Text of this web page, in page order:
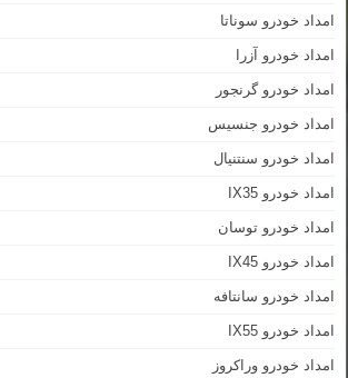
امداد خودرو سوناتا
امداد خودرو آزرا
امداد خودرو گرنجور
امداد خودرو جنسیس
امداد خودرو سنتنیال
امداد خودرو IX35
امداد خودرو توسان
امداد خودرو IX45
امداد خودرو سانتافه
امداد خودرو IX55
امداد خودرو وراکروز